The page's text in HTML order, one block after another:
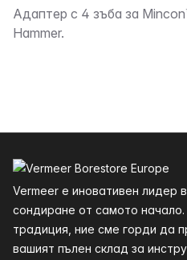
Описание
Адаптер с 4 зъба за
Hammer.
Vermeer е иновативен лидер
сондиране от самото
традиция, ние сме горди да
вашият пълен склад за